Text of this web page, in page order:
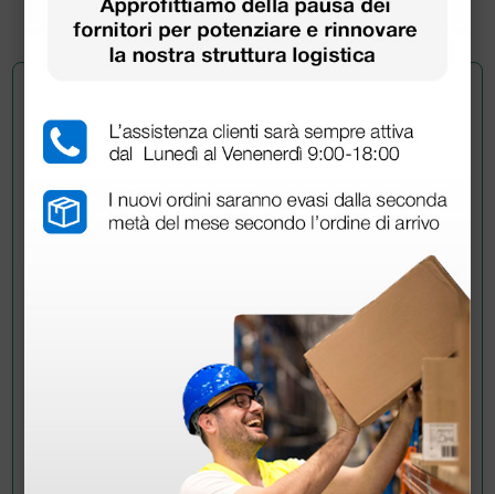
1 pz.
Invia ora la tua domanda ai colleghi che hanno già
acquistato questo prodotto.